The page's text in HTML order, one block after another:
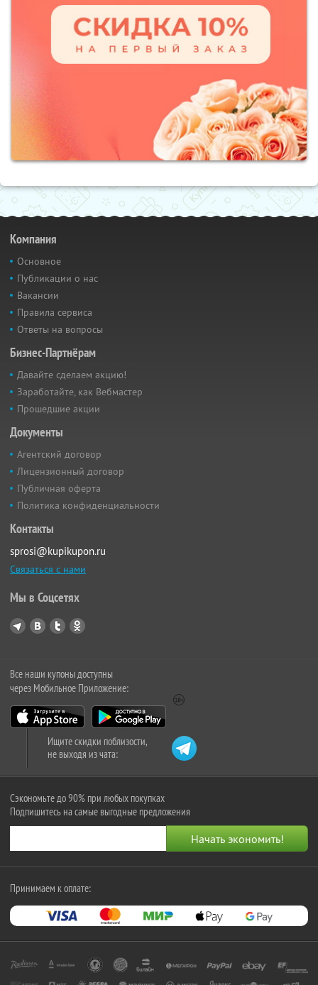
Компания
Основное
Публикации о нас
Вакансии
Правила сервиса
Ответы на вопросы
Бизнес-Партнёрам
Давайте сделаем акцию!
Заработайте, как Вебмастер
Прошедшие акции
Документы
Агентский договор
Лицензионный договор
Публичная оферта
Политика конфиденциальности
Контакты
sprosi@kupikupon.ru
Связаться с нами
Мы в Соцсетях
Все наши купоны доступны
через Мобильное Приложение:
Ищите скидки поблизости,
не выходя из чата:
Сэкономьте до 90% при любых покупках
Подпишитесь на самые выгодные предложения
Принимаем к оплате: